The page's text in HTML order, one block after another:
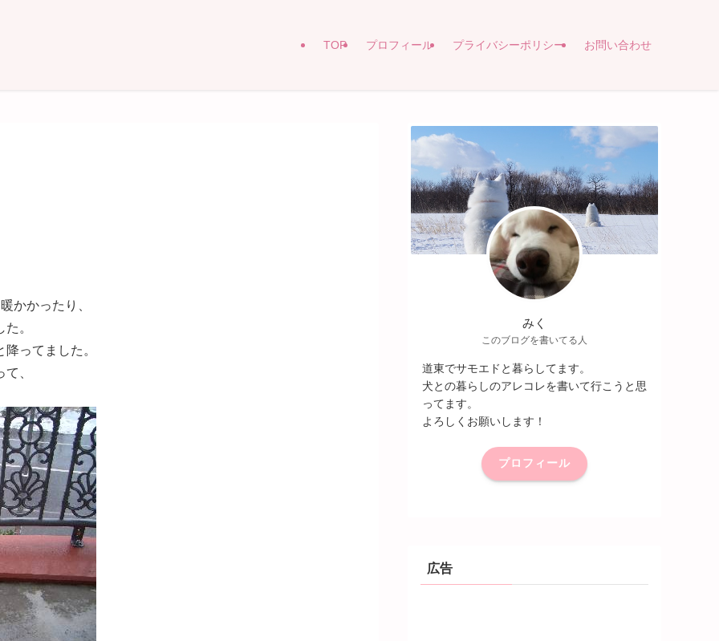
TOP プロフィール プライバシーポリシー お問い合わせ
かかったり、
。
ってました。
、
みく
このブログを書いてる人
道東でサモエドと暮らしてます。
犬との暮らしのアレコレを書いて行こうと思
ってます。
よろしくお願いします！
プロフィール
広告